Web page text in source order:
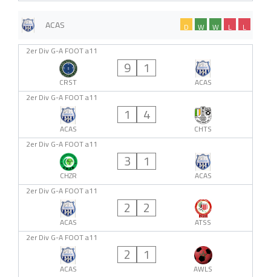
ACAS L
L
W
W
D
2er Div G-A FOOT a11
CRST
9 1
ACAS
2er Div G-A FOOT a11
ACAS
1 4
CHTS
2er Div G-A FOOT a11
CHZR
3 1
ACAS
2er Div G-A FOOT a11
ACAS
2 2
ATSS
2er Div G-A FOOT a11
ACAS
2 1
AWLS